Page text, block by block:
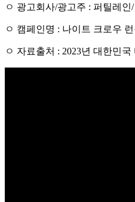
ㅇ 광고회사/광고주 : 퍼틸레인
ㅇ 캠페인명 : 나이트 크로우
ㅇ 자료출처 : 2023년 대한민